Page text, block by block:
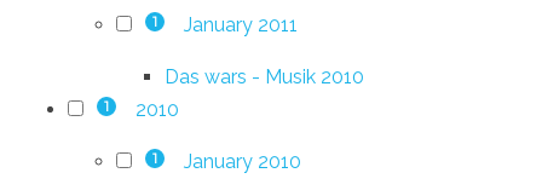
1 January 2011
Das wars - Musik 2010
1 2010
1 January 2010